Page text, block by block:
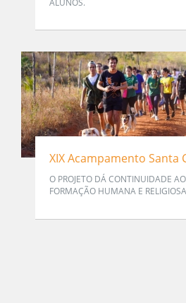
ALUNOS.
XIX Acampamento Santa
O PROJETO DÁ CONTINUIDADE
FORMAÇÃO HUMANA E